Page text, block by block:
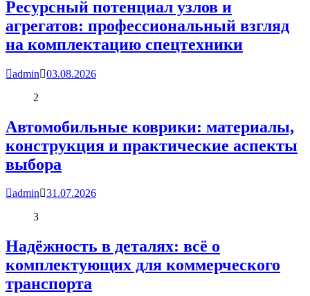
Ресурсный потенциал узлов и
агрегатов: профессиональный взгляд
на комплектацию спецтехники
admin
03.08.2026
2
Автомобильные коврики: материалы,
конструкция и практические аспекты
выбора
admin 31.07.2026
3
Надёжность в деталях: всё о
комплектующих для коммерческого
транспорта